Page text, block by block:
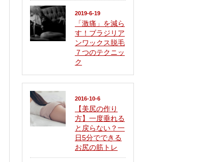
2019-6-19
「激痛」を減ら
す！ブラジリア
ンワックス脱毛
７つのテクニッ
ク
2016-10-6
【美尻の作り
方】一度垂れる
と戻らない？一
日5分でできる
お尻の筋トレ